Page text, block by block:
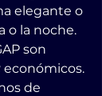
elegante o
o la noche.
son
económicos.
de